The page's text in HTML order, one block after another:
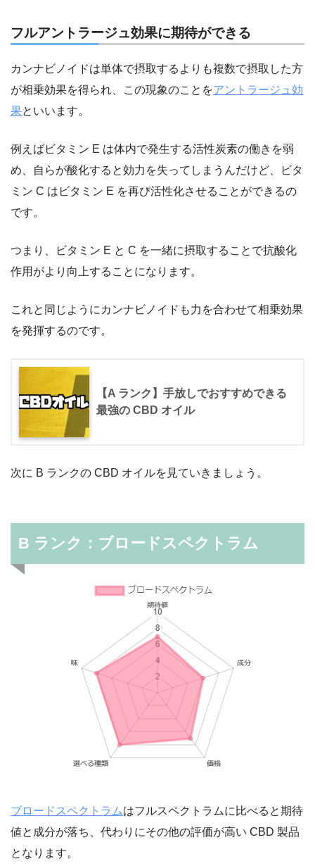
フルアントラージュ効果に期待ができる
カンナビノイドは単体で摂取するよりも複数で摂取した方
が相乗効果を得られ、この現象のことをアントラージュ効
果といいます。
例えばビタミン E は体内で発生する活性炭素の働きを弱
め、自らが酸化すると効力を失ってしまうんだけど、ビタ
ミン C はビタミン E を再び活性化させることができるの
です。
つまり、
ビタミン E と C を一緒に摂取することで抗酸化
作用がより向上する ことになります。
これと同じようにカンナビノイドも力を合わせて相乗効果
を発揮するのです。
【A ランク】手放しでおすすめできる
最強の CBD オイル
次に B ランクの CBD オイルを見ていきましょう。
B ランク：ブロードスペクトラム
ブロードスペクトラムはフルスペクトラムに比べると期待
値と成分が落ち、代わりにその他の評価が高い CBD 製品
となります。